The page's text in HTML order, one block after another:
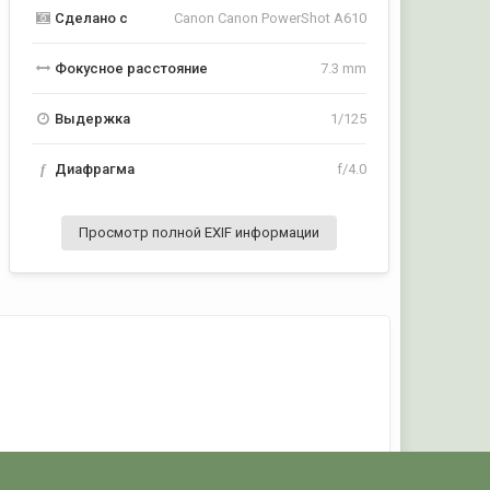
Сделано с Canon Canon PowerShot A610
Фокусное расстояние 7.3 mm
Выдержка 1/125
f Диафрагма f/4.0
Просмотр полной EXIF информации